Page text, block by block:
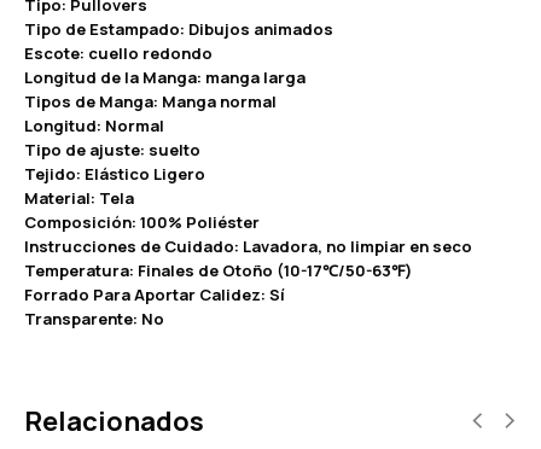
Tipo de Estampado: Dibujos animados
Escote: cuello redondo
Longitud de la Manga: manga larga
Tipos de Manga: Manga normal
Longitud: Normal
Tipo de ajuste: suelto
Tejido: Elástico Ligero
Material: Tela
Composición: 100% Poliéster
Instrucciones de Cuidado: Lavadora, no limpiar en seco
Temperatura: Finales de Otoño (10-17℃/50-63℉)
Forrado Para Aportar Calidez: Sí
Transparente: No
Relacionados